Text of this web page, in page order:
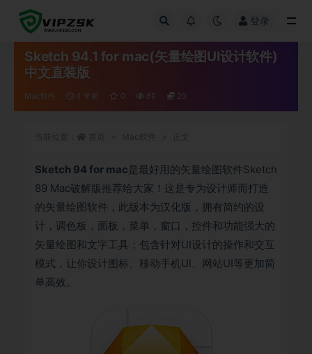
登录
Sketch 94.1 for mac(矢量绘图UI设计软件)
中文直装版
Mac软件 4 年前 0 69 20
Sketch 94 for mac是最好用的矢量绘图软件Sketch
89 Mac破解版推荐给大家！这是专为设计师而打造
的矢量绘图软件，此版本为汉化版，拥有简约的设
计，调色板，面板，菜单，窗口，控件和功能强大的
矢量绘图和文字工具；包含针对UI设计的操作和交互
模式，让你设计图标、移动手机UI、网站UI等更加简
单高效。